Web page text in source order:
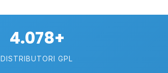
4.078+
DISTRIBUTORI GPL